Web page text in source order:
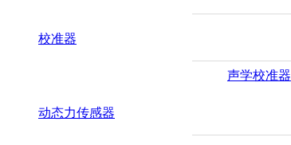
校准器
声学校准器
动态力传感器